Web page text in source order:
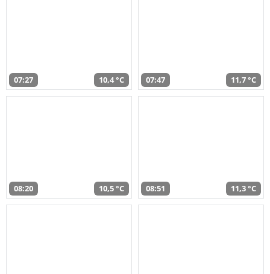
07:27 10,4 °C 07:47 11,7 °C
08:20 10,5 °C 08:51 11,3 °C